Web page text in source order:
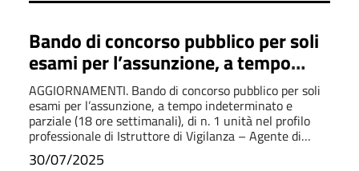
Bando di concorso pubblico per soli
esami per l’assunzione, a tempo
indeterminato e parziale (18 ore
settimanali), di n. 1 unità nel profilo
professionale di Istruttore di
Vigilanza – Agente di Polizia locale .
AGGIORNAMENTI. Bando di concorso pubblico per soli
esami per l’assunzione, a tempo indeterminato e
parziale (18 ore settimanali), di n. 1 unità nel profilo
professionale di Istruttore di Vigilanza – Agente di
Polizia locale
30/07/2025